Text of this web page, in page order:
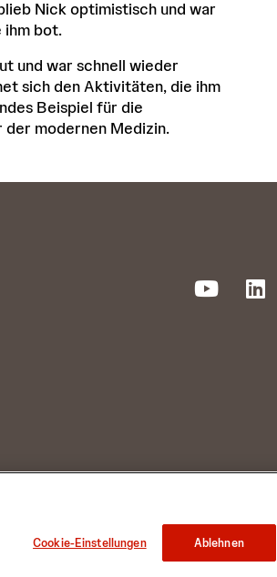
Nick optimistisch und war
ihm bot.
und war schnell wieder
sich den Aktivitäten, die ihm
Beispiel für die
modernen Medizin.
Cookie-Einstellungen Ablehnen